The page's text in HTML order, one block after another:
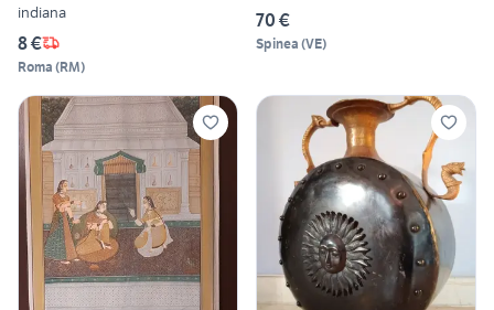
indiana
8 €
Roma (RM)
70 €
Spinea (VE)